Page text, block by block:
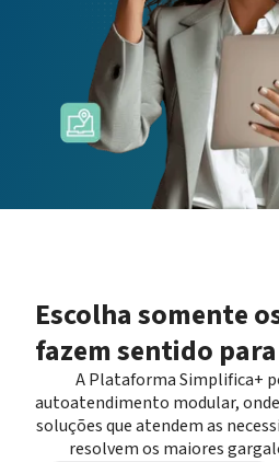
Escolha somente
fazem sentido
A Plataforma Simplifica+
autoatendimento modular, onde
soluções que atendem as
resolvem os maiores